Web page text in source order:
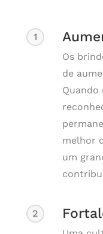
1
Os
de
Quando
melhor
um
2